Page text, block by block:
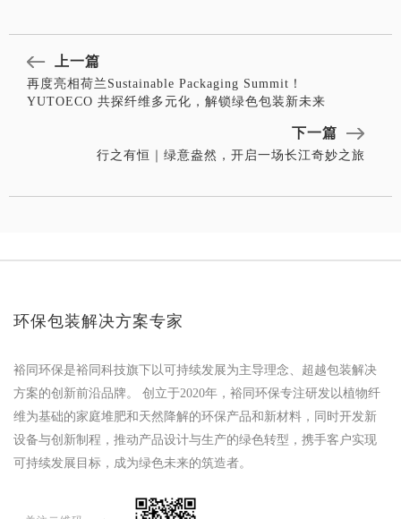
上一篇
再度亮相荷兰Sustainable Packaging Summit！
YUTOECO 共探纤维多元化，解锁绿色包装新未来
下一篇
行之有恒｜绿意盎然，开启一场长江奇妙之旅
环保包装解决方案专家
裕同环保是裕同科技旗下以可持续发展为主导理念、超越包装解决
方案的创新前沿品牌。 创立于2020年，裕同环保专注研发以植物纤
维为基础的家庭堆肥和天然降解的环保产品和新材料，同时开发新
设备与创新制程，推动产品设计与生产的绿色转型，携手客户实现
可持续发展目标，成为绿色未来的筑造者。